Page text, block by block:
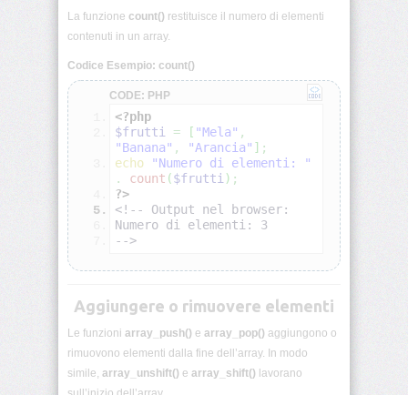
PHP:
Commenti
PHP:
Variabili
PHP:
Tipi
di
dati
PHP:
Costanti
PHP:
PHP:
PHP:
La funzione count() restituisce il numero di elementi
contenuti in un array.
Codice Esempio: count()
CODE: PHP
<?php
$frutti
= [ "Mela" ,
"Banana" , "Arancia" ] ;
echo
"Numero di elementi: "
.
count ($frutti ) ;
?>
<!-- Output nel browser:
Numero di elementi: 3
-->
Aggiungere o rimuovere elementi
Le funzioni array_push() e array_pop() aggiungono o
rimuovono elementi dalla fine dell’array. In modo
simile, array_unshift() e array_shift() lavorano